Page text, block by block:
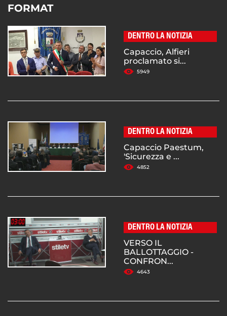
FORMAT
DENTRO LA NOTIZIA
Capaccio, Alfieri
proclamato si...
5949
DENTRO LA NOTIZIA
Capaccio Paestum,
'Sicurezza e ...
4852
DENTRO LA NOTIZIA
VERSO IL
BALLOTTAGGIO -
CONFRON...
4643